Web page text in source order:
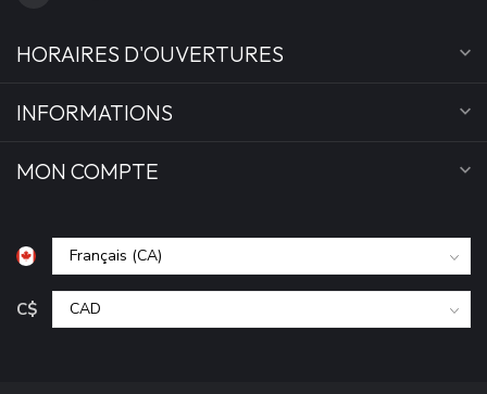
HORAIRES D'OUVERTURES
INFORMATIONS
MON COMPTE
C$